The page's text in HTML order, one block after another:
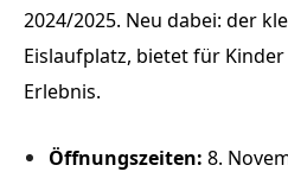
2024/2025. Neu dabei: der
Eislaufplatz, bietet für
Erlebnis.
Öffnungszeiten: 8.